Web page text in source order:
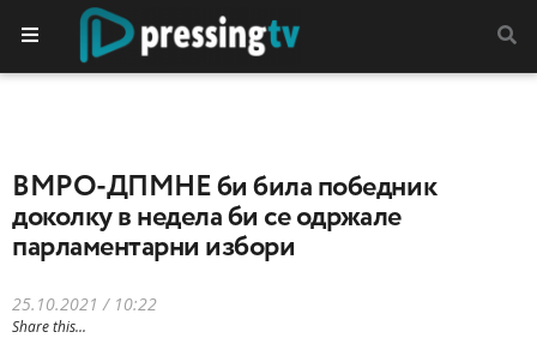
ВМРО-ДПМНЕ би била победник
доколку в недела би се одржале
парламентарни избори
25.10.2021 / 10:22
Share this...